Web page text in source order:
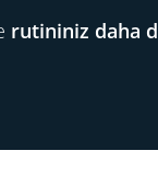
rutininiz daha